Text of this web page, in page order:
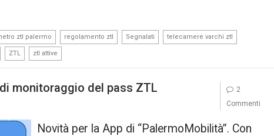
ztl palermo regolamento ztl Segnalati telecamere varchi ztl
ZTL ztl attive
monitoraggio del pass ZTL
Novità per la App di “PalermoMobilità”. Con
2
Commenti